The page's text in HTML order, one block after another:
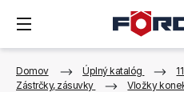
Domov Úplný katalóg
Zástrčky, zásuvky
Vložky